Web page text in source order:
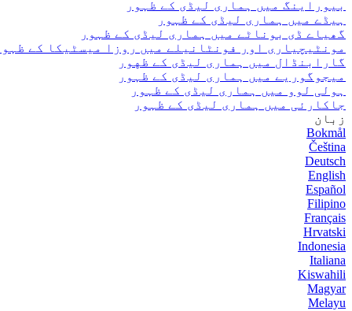
بیوراینگ میں ہماری لیڈی کے ظہور
ہیڈے میں ہماری لیڈی کے ظہور
گھیاے ڈی بوناٹے میں ہماری لیڈی کے ظہور
مونٹیچیاری اور فونٹانیلے میں روزا میسٹیکا کے
گارابنڈال میں ہماری لیڈی کے ظهور
میجوگوریے میں ہماری لیڈی کے ظہور
ہولی لوو میں ہماری لیڈی کے ظہور
جاکارئی میں ہماری لیڈی کے ظہور
زبان
Bokmål
Čeština
Deutsch
English
Español
Filipino
Français
Hrvatski
Indonesia
Italiana
Kiswahili
Magyar
Melayu